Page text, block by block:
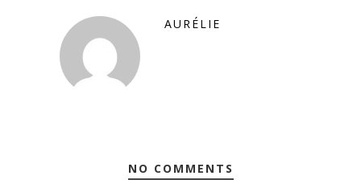
AURÉLIE
NO COMMENTS